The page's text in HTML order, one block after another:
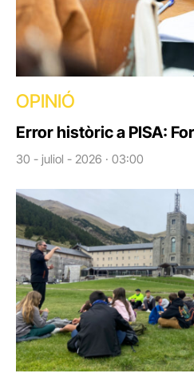
OPINIÓ
Error històric a PISA:
30 - juliol - 2026 · 03:00